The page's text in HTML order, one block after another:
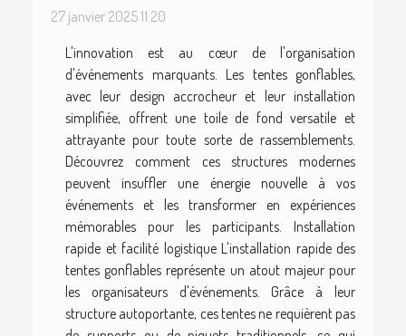
27 janvier 2025 11:20
L'innovation est au cœur de l'organisation
d'événements marquants. Les tentes gonflables,
avec leur design accrocheur et leur installation
simplifiée, offrent une toile de fond versatile et
attrayante pour toute sorte de rassemblements.
Découvrez comment ces structures modernes
peuvent insuffler une énergie nouvelle à vos
événements et les transformer en expériences
mémorables pour les participants. Installation
rapide et facilité logistique L'installation rapide des
tentes gonflables représente un atout majeur pour
les organisateurs d'événements. Grâce à leur
structure autoportante, ces tentes ne requièrent pas